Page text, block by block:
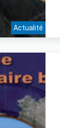
Actualité